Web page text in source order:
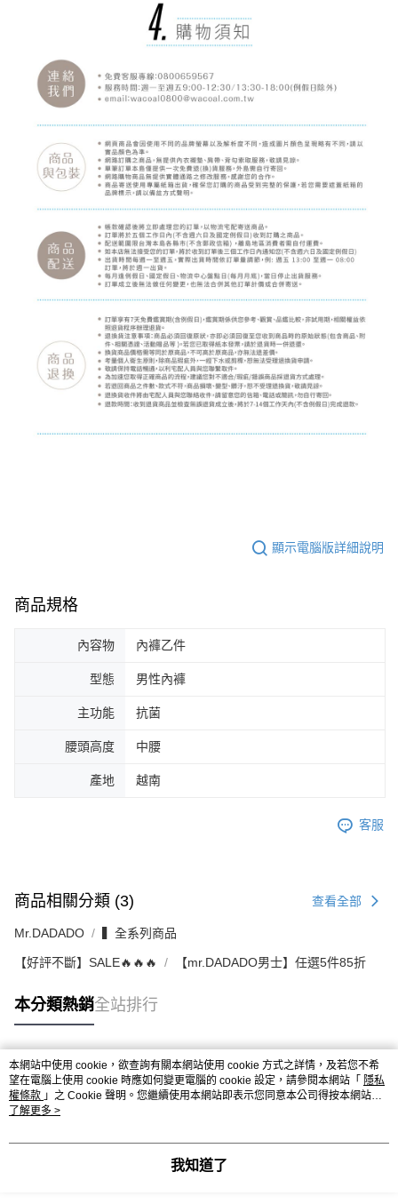
顯示電腦版詳細說明
商品規格
內容物 內褲乙件
型態 男性內褲
主功能 抗菌
腰頭高度 中腰
產地 越南
客服
商品相關分類 (3) 查看全部
Mr.DADADO ▍全系列商品
【好評不斷】SALE🔥🔥🔥 【mr.DADADO男士】任選5件85折
本分類熱銷全站排行
熱門標籤
本網站中使用 cookie，欲查詢有關本網站使用 cookie 方式之詳情，及若您不希
望在電腦上使用 cookie 時應如何變更電腦的 cookie 設定，請參閱本網站「 隱私
權條款 」之 Cookie 聲明。您繼續使用本網站即表示您同意本公司得按本網站使
用條款之 Cookie 聲明使用 cookie。
了解更多 >
我知道了